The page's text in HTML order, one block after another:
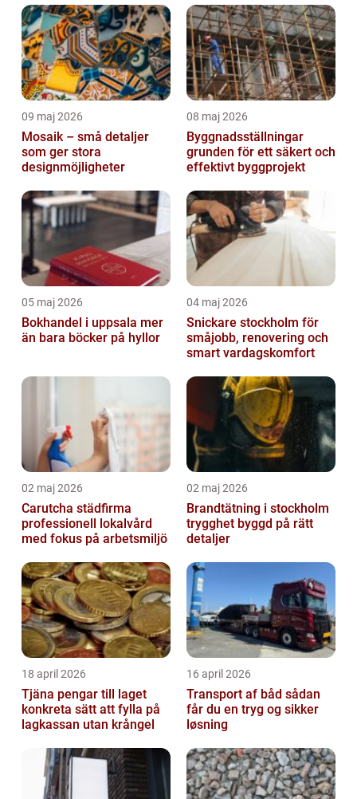
09 maj 2026
Mosaik – små detaljer
som ger stora
designmöjligheter
08 maj 2026
Byggnadsställningar
grunden för ett säkert och
effektivt byggprojekt
05 maj 2026
Bokhandel i uppsala mer
än bara böcker på hyllor
04 maj 2026
Snickare stockholm för
småjobb, renovering och
smart vardagskomfort
02 maj 2026
Carutcha städfirma
professionell lokalvård
med fokus på arbetsmiljö
02 maj 2026
Brandtätning i stockholm
trygghet byggd på rätt
detaljer
18 april 2026
Tjäna pengar till laget
konkreta sätt att fylla på
lagkassan utan krångel
16 april 2026
Transport af båd sådan
får du en tryg og sikker
løsning